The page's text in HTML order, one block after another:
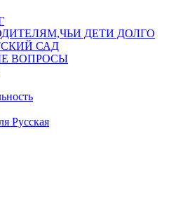
ДЕТИ ДОЛГО
САД
ВОПРОСЫ
Русская